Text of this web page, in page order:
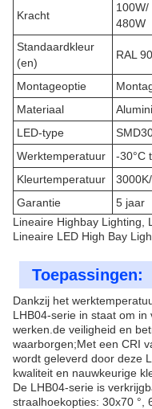
Kracht
480W
Standaardkleur
(en)
RAL
Montageoptie
Materiaal
LED-type
Werktemperatuur
-30°C
Kleurtemperatuur
Garantie
5 jaar
Lineaire Highbay Lighting,
Lineaire LED High Bay
Toepassingen:
Dankzij het
LHB04-serie in staat om
werken.de veiligheid en
waarborgen;Met een CRI
wordt geleverd door deze
kwaliteit en nauwkeurige
De LHB04-serie is
straalhoekopties: 30x70 °,